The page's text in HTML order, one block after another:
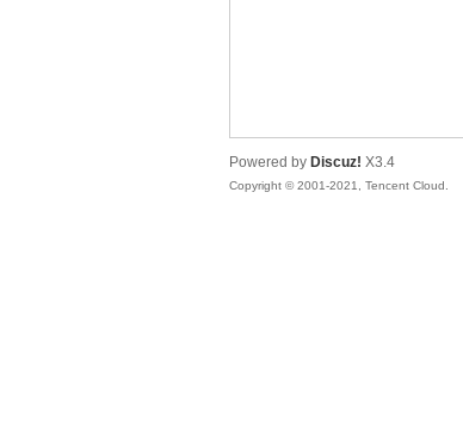
Powered by Discuz! X3.4
Copyright © 2001-2021, Tencent Cloud.